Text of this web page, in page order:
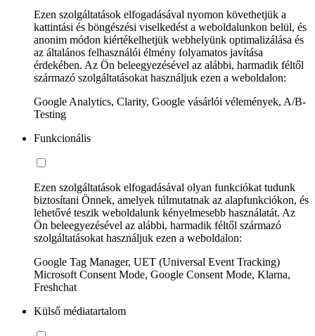
Ezen szolgáltatások elfogadásával nyomon követhetjük a
kattintási és böngészési viselkedést a weboldalunkon belül, és
anonim módon kiértékelhetjük webhelyünk optimalizálása és
az általános felhasználói élmény folyamatos javítása
érdekében. Az Ön beleegyezésével az alábbi, harmadik féltől
származó szolgáltatásokat használjuk ezen a weboldalon:
Google Analytics, Clarity, Google vásárlói vélemények, A/B-
Testing
Funkcionális
Ezen szolgáltatások elfogadásával olyan funkciókat tudunk
biztosítani Önnek, amelyek túlmutatnak az alapfunkciókon, és
lehetővé teszik weboldalunk kényelmesebb használatát. Az
Ön beleegyezésével az alábbi, harmadik féltől származó
szolgáltatásokat használjuk ezen a weboldalon:
Google Tag Manager, UET (Universal Event Tracking)
Microsoft Consent Mode, Google Consent Mode, Klarna,
Freshchat
Külső médiatartalom